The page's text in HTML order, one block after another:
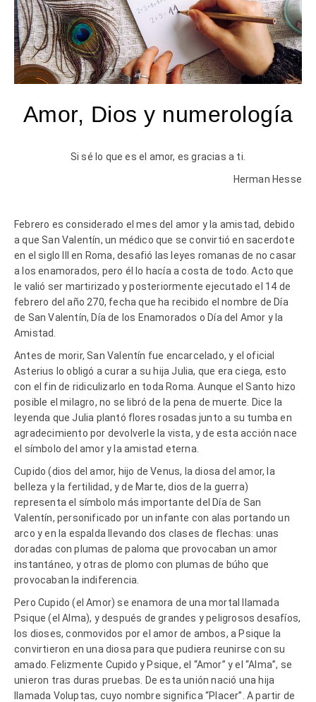
Amor, Dios y numerología
Si sé lo que es el amor, es gracias a ti.
Herman Hesse
Febrero es considerado el mes del amor y la amistad, debido
a que San Valentín, un médico que se convirtió en sacerdote
en el siglo III en Roma, desafió las leyes romanas de no casar
a los enamorados, pero él lo hacía a costa de todo. Acto que
le valió ser martirizado y posteriormente ejecutado el 14 de
febrero del año 270, fecha que ha recibido el nombre de Día
de San Valentín, Día de los Enamorados o Día del Amor y la
Amistad.
Antes de morir, San Valentín fue encarcelado, y el oficial
Asterius lo obligó a curar a su hija Julia, que era ciega, esto
con el fin de ridiculizarlo en toda Roma. Aunque el Santo hizo
posible el milagro, no se libró de la pena de muerte. Dice la
leyenda que Julia plantó flores rosadas junto a su tumba en
agradecimiento por devolverle la vista, y de esta acción nace
el símbolo del amor y la amistad eterna.
Cupido (dios del amor, hijo de Venus, la diosa del amor, la
belleza y la fertilidad, y de Marte, dios de la guerra)
representa el símbolo más importante del Día de San
Valentín, personificado por un infante con alas portando un
arco y en la espalda llevando dos clases de flechas: unas
doradas con plumas de paloma que provocaban un amor
instantáneo, y otras de plomo con plumas de búho que
provocaban la indiferencia.
Pero Cupido (el Amor) se enamora de una mortal llamada
Psique (el Alma), y después de grandes y peligrosos desafíos,
los dioses, conmovidos por el amor de ambos, a Psique la
convirtieron en una diosa para que pudiera reunirse con su
amado. Felizmente Cupido y Psique, el “Amor” y el “Alma”, se
unieron tras duras pruebas. De esta unión nació una hija
llamada Voluptas, cuyo nombre significa “Placer”. A partir de